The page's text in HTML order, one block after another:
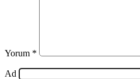
Yorum *
Ad